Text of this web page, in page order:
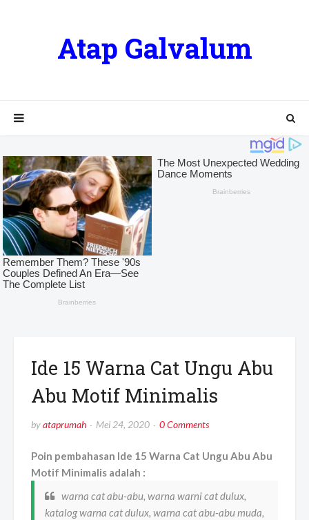
Atap Galvalum
Ide 15 Warna Cat Ungu Abu
Abu Motif Minimalis
byataprumah Mei 24, 2020 0 Comments
Poin pembahasan Ide 15 Warna Cat Ungu Abu Abu
Motif Minimalis adalah :
warna cat abu-abu, warna warni cat dulux,
katalog warna cat dulux, warna cat abu-abu muda,